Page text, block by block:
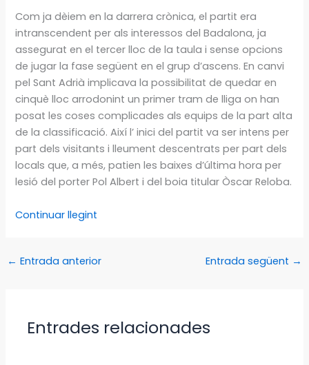
Com ja dèiem en la darrera crònica, el partit era
intranscendent per als interessos del Badalona, ja
assegurat en el tercer lloc de la taula i sense opcions
de jugar la fase següent en el grup d’ascens. En canvi
pel Sant Adrià implicava la possibilitat de quedar en
cinquè lloc arrodonint un primer tram de lliga on han
posat les coses complicades als equips de la part alta
de la classificació. Així l’ inici del partit va ser intens per
part dels visitants i lleument descentrats per part dels
locals que, a més, patien les baixes d’última hora per
lesió del porter Pol Albert i del boia titular Òscar Reloba.
Continuar llegint
← Entrada anterior Entrada següent →
Entrades relacionades